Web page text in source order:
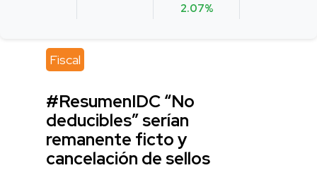
2.07%
Fiscal
#ResumenIDC “No
deducibles” serían
remanente ficto y
cancelación de sellos